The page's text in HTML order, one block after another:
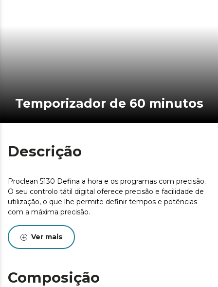
Temporizador de 60 minutos
Descrição
Proclean 5130 Defina a hora e os programas com precisão.
O seu controlo tátil digital oferece precisão e facilidade de
utilização, o que lhe permite definir tempos e potências
com a máxima precisão.
Ver mais
Composição